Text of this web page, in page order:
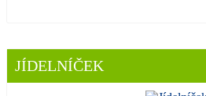
JÍDELNÍČEK